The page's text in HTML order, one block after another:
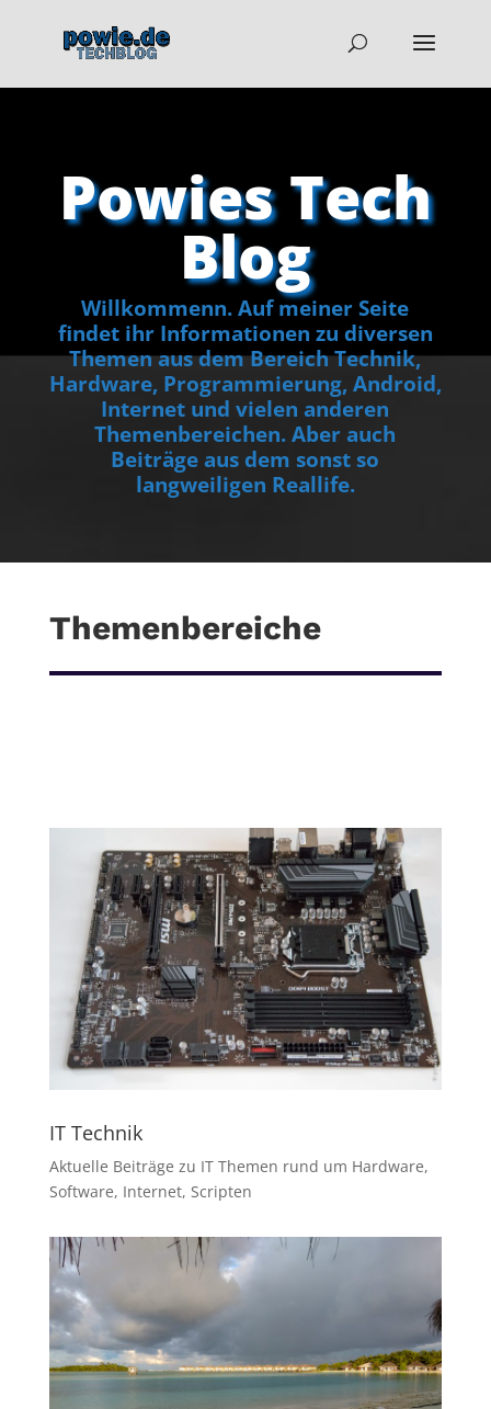
Powies Tech
Blog
Willkommenn. Auf meiner Seite
findet ihr Informationen zu diversen
Themen aus dem Bereich Technik,
Hardware, Programmierung, Android,
Internet und vielen anderen
Themenbereichen. Aber auch
Beiträge aus dem sonst so
langweiligen Reallife.
Themenbereiche
IT Technik
Aktuelle Beiträge zu IT Themen rund um Hardware,
Software, Internet, Scripten